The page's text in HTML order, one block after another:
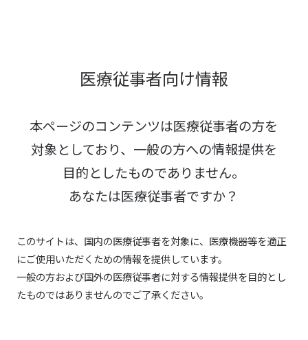
医療従事者向け情報
本ページのコンテンツは医療従事者の方を
対象としており、 一般の方への情報提供を
目的としたものでありません。
あなたは医療従事者ですか？
このサイトは、国内の医療従事者を対象に、医療機器等を適正
にご使用いただくための情報を提供しています。
一般の方および国外の医療従事者に対する情報提供を目的とし
たものではありませんのでご了承ください。